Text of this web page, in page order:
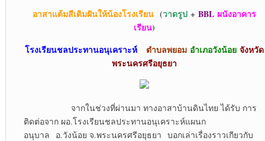
อาสาแต้มสีเติมฝันให้น้องโรงเรียน(วาดรูป+ BBL ผนังอาคาร
เรียน)
โรงเรียนชลประทานอนุเคราะห์
ตำบลพยอม อำเภอวังน้อย จังหวัด
พระนครศรีอยุธยา
จากในช่วงที่ผ่านมา ทางอาสาบ้านดินไทย ได้รับ การ
ติดต่อจาก ผอ.โรงเรียนชลประทานอนุเคราะห์แผนก
อนุบาล อ.วังน้อย จ.พระนครศรีอยุธยา บอกเล่าเรื่องราวเกียวกับ